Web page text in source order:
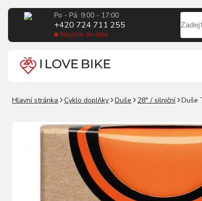
Po - Pá: 9:00 - 17:00
+420 724 711 255
Nejsme on-line
Hlavní stránka Cyklo doplňky Duše 28" / silniční Duše